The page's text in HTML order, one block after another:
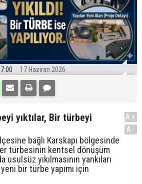
17 Haziran 2026
yıktılar, Bir türbeyi
bağlı Karskapı bölgesinde
türbesinin kentsel dönüşüm
usulsüz yıkılmasının yankıları
bir türbe yapımı için
A+
A-